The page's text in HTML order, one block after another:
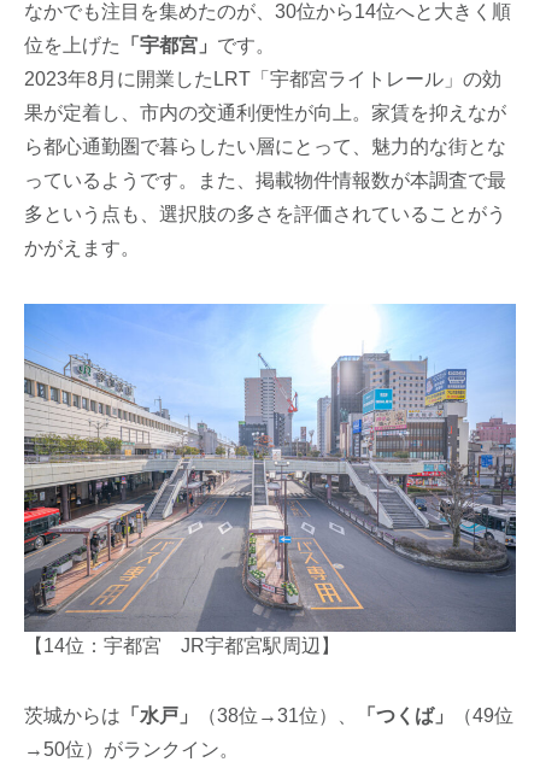
なかでも注目を集めたのが、30位から14位へと大きく順
位を上げた
「宇都宮」 です。
2023年8月に開業したLRT「宇都宮ライトレール」の効
果が定着し、市内の交通利便性が向上。家賃を抑えなが
ら都心通勤圏で暮らしたい層にとって、魅力的な街とな
っているようです。また、掲載物件情報数が本調査で最
多という点も、選択肢の多さを評価されていることがう
かがえます。
【14位：宇都宮 JR宇都宮駅周辺】
茨城からは 「水戸」 （38位→31位）、 「つくば」
（49位
→50位）がランクイン。